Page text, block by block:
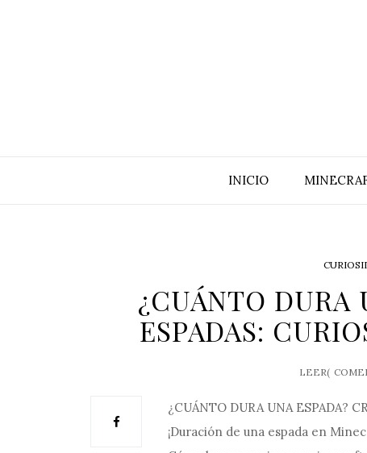
INICIO
¿CUÁNTO DURA
ESPADAS:
LEER(
¿CUÁNTO DURA UNA ESPADA?
¡Duración de una espada en